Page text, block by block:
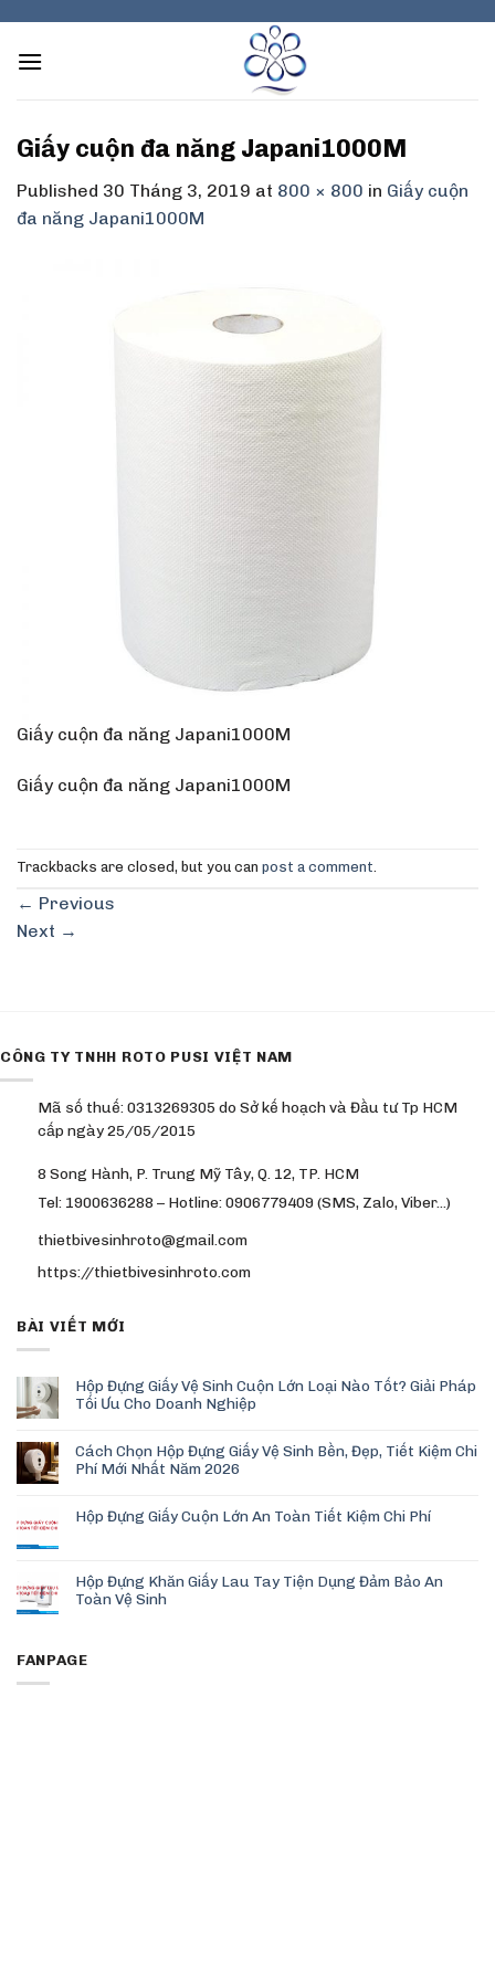
content
Giấy cuộn đa năng Japani1000M
Published 30 Tháng 3, 2019 at 800 × 800 in Giấy cuộn
đa năng Japani1000M
Giấy cuộn đa năng Japani1000M
Giấy cuộn đa năng Japani1000M
Trackbacks are closed, but you can post a comment.
← Previous
Next →
CÔNG TY TNHH ROTO PUSI VIỆT NAM
Mã số thuế: 0313269305 do Sở kế hoạch và Đầu tư Tp HCM
cấp ngày 25/05/2015
8 Song Hành, P. Trung Mỹ Tây, Q. 12, TP. HCM
Tel: 1900636288 – Hotline: 0906779409 (SMS, Zalo, Viber…)
thietbivesinhroto@gmail.com
https://thietbivesinhroto.com
BÀI VIẾT MỚI
Hộp Đựng Giấy Vệ Sinh Cuộn Lớn Loại Nào Tốt? Giải Pháp
Tối Ưu Cho Doanh Nghiệp
Cách Chọn Hộp Đựng Giấy Vệ Sinh Bền, Đẹp, Tiết Kiệm Chi
Phí Mới Nhất Năm 2026
Hộp Đựng Giấy Cuộn Lớn An Toàn Tiết Kiệm Chi Phí
Hộp Đựng Khăn Giấy Lau Tay Tiện Dụng Đảm Bảo An
Toàn Vệ Sinh
FANPAGE